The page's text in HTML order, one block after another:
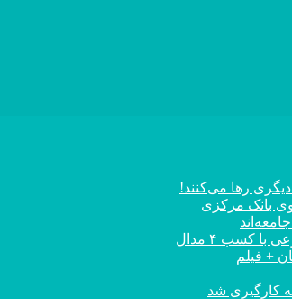
رها می‌کنند!
بانک مرکزی
کسب ۴ مدال
+ فیلم